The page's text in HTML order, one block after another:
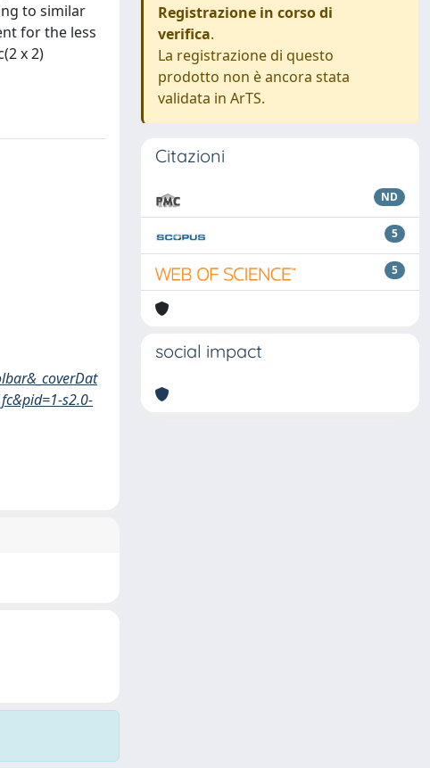
to similar
for the less
x 2)
s2.0-
Registrazione in corso di
verifica.
La registrazione di questo
prodotto non è ancora stata
validata in ArTS.
Citazioni
ND
5
5
social impact